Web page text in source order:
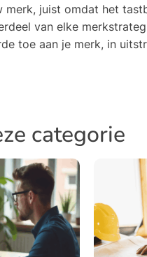
merk, juist omdat het
van elke
toe aan je merk, in
categorie